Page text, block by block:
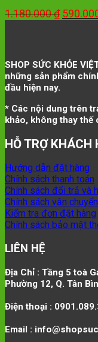
1.180.000₫ Giá
SHOP SỨC KHỎE
những sản phẩm
đầu hiện nay.
* Các nội dung trên
khảo, không thay
HỖ TRỢ KHÁCH
Hướng dẫn đặt hàng
Chính sách thanh toán
Chính sách đổi trả và
Chính sách vận chuyển
Kiểm tra đơn đặt hàng
Chính sách bảo mật
LIÊN HỆ
Địa Chỉ : Tầng 5 toà
Phường 12, Q. Tân
Điện thoại :
Email :